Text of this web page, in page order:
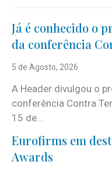
Já é conhecido o
da conferência
5 de Agosto, 2026
A Header divulgou o
conferência Contra
15 de...
Eurofirms em
Awards